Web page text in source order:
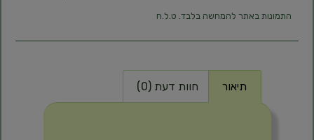
התמונות באתר להמחשה בלבד. ט.ל.ח
תיאור חוות דעת (0)